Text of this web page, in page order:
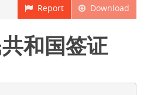
Download
Report
和国签证